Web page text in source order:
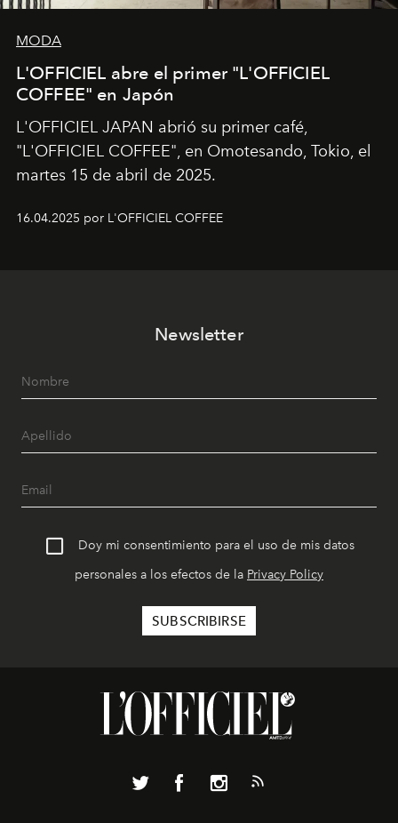
MODA
L'OFFICIEL abre el primer "L'OFFICIEL
COFFEE" en Japón
L'OFFICIEL JAPAN abrió su primer café,
"L'OFFICIEL COFFEE", en Omotesando, Tokio, el
martes 15 de abril de 2025.
16.04.2025 por L'OFFICIEL COFFEE
Newsletter
Doy mi consentimiento para el uso de mis datos
personales a los efectos de la Privacy Policy